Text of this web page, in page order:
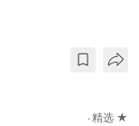
精选 ★